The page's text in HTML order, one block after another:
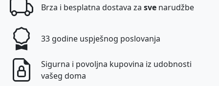
Brza i besplatna dostava za sve narudžbe
33 godine uspješnog poslovanja
Sigurna i povoljna kupovina iz udobnosti
vašeg doma